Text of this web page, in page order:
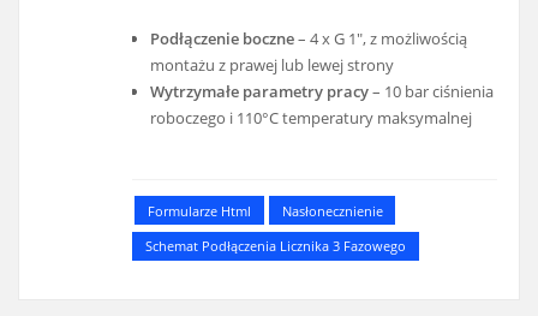
Podłączenie boczne– 4 x G 1", z możliwością
montażu z prawej lub lewej strony
Wytrzymałe parametry pracy– 10 bar ciśnienia
roboczego i 110°C temperatury maksymalnej
Formularze Html
Nasłonecznienie
Schemat Podłączenia Licznika 3 Fazowego